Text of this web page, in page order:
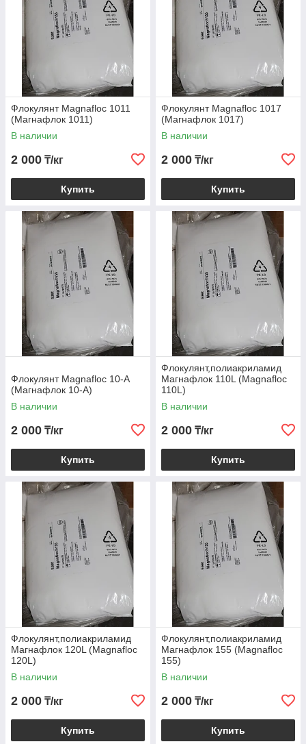
Флокулянт Magnafloc 1011
(Магнафлок 1011)
В наличии
2 000 ₸/кг
Купить
Флокулянт Magnafloc 1017
(Магнафлок 1017)
В наличии
2 000 ₸/кг
Купить
Флокулянт Magnafloc 10-А
(Магнафлок 10-А)
В наличии
2 000 ₸/кг
Купить
Флокулянт,полиакриламид
Магнафлок 110L (Magnafloc
110L)
В наличии
2 000 ₸/кг
Купить
Флокулянт,полиакриламид
Магнафлок 120L (Magnafloc
120L)
В наличии
2 000 ₸/кг
Купить
Флокулянт,полиакриламид
Магнафлок 155 (Magnafloc
155)
В наличии
2 000 ₸/кг
Купить